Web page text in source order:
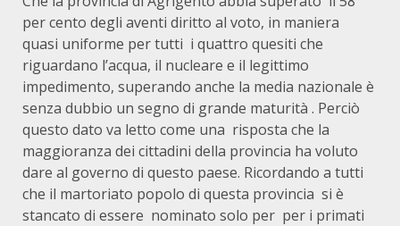
per cento degli aventi diritto al voto, in maniera
quasi uniforme per tutti i quattro quesiti che
riguardano l’acqua, il nucleare e il legittimo
impedimento, superando anche la media nazionale è
senza dubbio un segno di grande maturità . Perciò
questo dato va letto come una risposta che la
maggioranza dei cittadini della provincia ha voluto
dare al governo di questo paese. Ricordando a tutti
che il martoriato popolo di questa provincia si è
stancato di essere nominato solo per per i primati